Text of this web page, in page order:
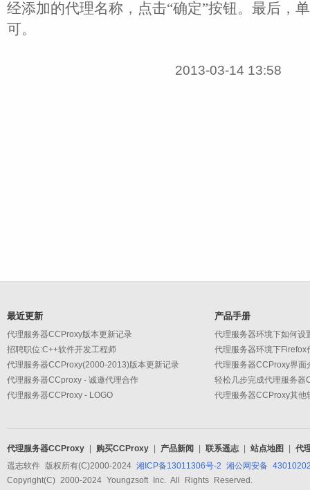
经添加的代理名称，点击“确定”按钮。最后，
可。
2013-03-14 13:58
最近更新
代理服务器CCProxy版本更新记录
招聘职位:C++软件开发工程师
代理服务器CCProxy(2000-2013)版本更新记录
代理服务器CCproxy - 诚邀代理合作
代理服务器CCProxy - LOGO
产品手册
代理服务器环境下如何设
代理服务器环境下Firefox
代理服务器CCProxy界面
轻松几步完成代理服务器
代理服务器CCProxy其他
代理服务器CCProxy 购买CCProxy 产品新闻 联系遥志 站点地图
代
遥志软件 版权所有(C)2000-2024 湘ICP备13011306号-2 湘公网安备
Copyright(C) 2000-2024 Youngzsoft Inc. All Rights Reserved.